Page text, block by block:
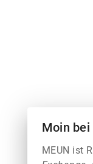
Moin bei
MEUN ist